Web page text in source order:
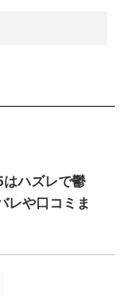
ハズレで鬱
レや口コミま